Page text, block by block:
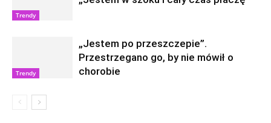
Trendy
Trendy
„Jestem po przeszczepie”.
Przestrzegano go, by nie mówił o
chorobie